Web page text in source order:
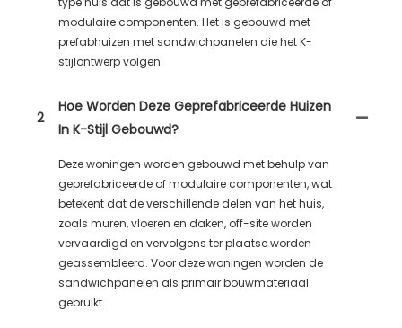
modulaire componenten. Het is gebouwd met
prefabhuizen met sandwichpanelen die het K-
stijlontwerp volgen.
2
Hoe Worden Deze Geprefabriceerde Huizen
In K-Stijl Gebouwd?
Deze woningen worden gebouwd met behulp van
geprefabriceerde of modulaire componenten, wat
betekent dat de verschillende delen van het huis,
zoals muren, vloeren en daken, off-site worden
vervaardigd en vervolgens ter plaatse worden
geassembleerd. Voor deze woningen worden de
sandwichpanelen als primair bouwmateriaal
gebruikt.